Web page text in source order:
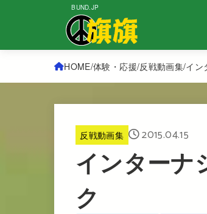
BUND.JP
HOME 体験・応援 反戦動画集 イン
反戦動画集 2015.04.15
インターナ
ク